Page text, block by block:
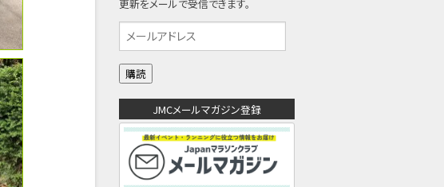
更新をメールで受信できます。
ー
ル
ア
ド
レ
JMCメールマガジン登録